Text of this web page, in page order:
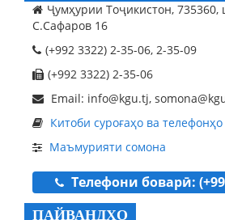
Ҷумҳурии Тоҷикистон, 735360,
С.Сафаров 16
(+992 3322) 2-35-06, 2-35-09
(+992 3322) 2-35-06
Email: info@kgu.tj,
Китоби суроғаҳо ва телефонҳо
Маъмурияти сомона
Телефони боварӣ:
ПАЙВАНДҲО